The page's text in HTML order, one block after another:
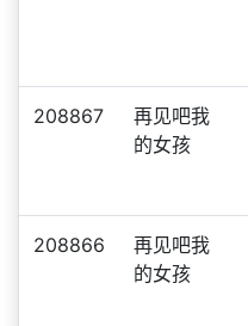
208867
再见吧我
的女孩
208866
再见吧我
的女孩